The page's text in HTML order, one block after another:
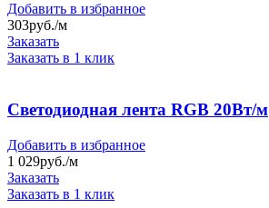
Добавить в избранное
303руб./м
Заказать
Заказать в 1 клик
Светодиодная лента RGB 20Вт/м
Добавить в избранное
1 029руб./м
Заказать
Заказать в 1 клик